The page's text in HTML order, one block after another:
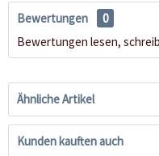
Bewertungen
0
Bewertungen lesen,
Ähnliche Artikel
Kunden kauften auch